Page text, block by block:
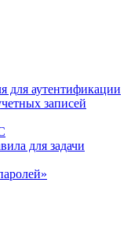
для аутентификации
записей
для задачи